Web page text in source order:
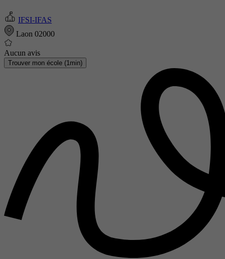
IFSI-IFAS
Laon 02000
Aucun avis
Trouver mon école (1min)